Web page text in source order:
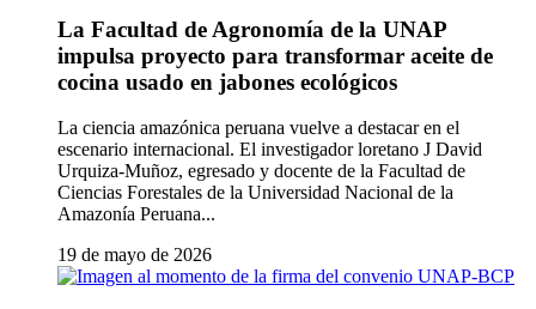
La Facultad de Agronomía de la UNAP
impulsa proyecto para transformar aceite de
cocina usado en jabones ecológicos
La ciencia amazónica peruana vuelve a destacar en el
escenario internacional. El investigador loretano J David
Urquiza-Muñoz, egresado y docente de la Facultad de
Ciencias Forestales de la Universidad Nacional de la
Amazonía Peruana...
19 de mayo de 2026